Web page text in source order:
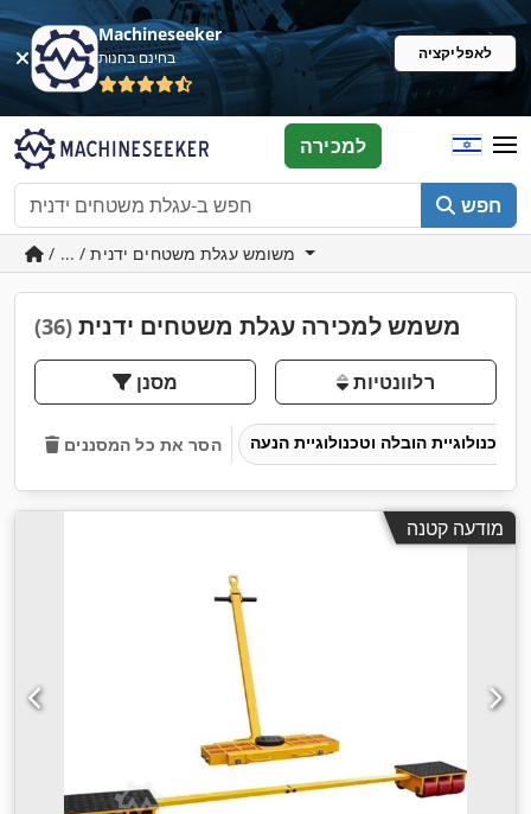
Machineseeker
בחינם בחנות לאפליקציה
חפש
למכירה
משמש למכירה עגלת משטחים ידנית (36)
מסנן רלוונטיות
הסר את כל המסננים
מודעה קטנה